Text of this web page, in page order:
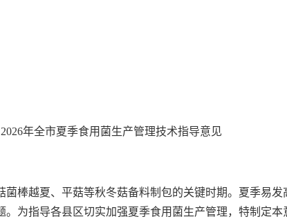
2026年全市夏季食用菌生产管理技术指导意见
棒越夏、平菇等秋冬菇备料制包的关键时期。夏季易
为指导各县区切实加强夏季食用菌生产管理，特制定本